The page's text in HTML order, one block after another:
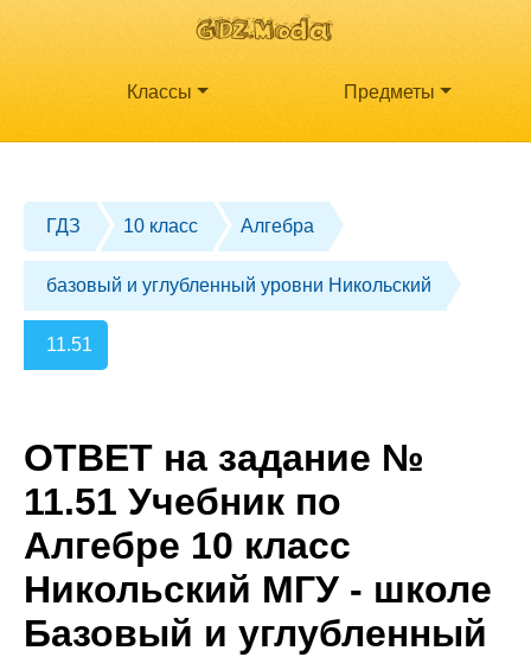
Классы Предметы
ГДЗ 10 класс Алгебра
базовый и углубленный уровни Никольский
11.51
ОТВЕТ на задание №
11.51 Учебник по
Алгебре 10 класс
Никольский МГУ - школе
Базовый и углубленный